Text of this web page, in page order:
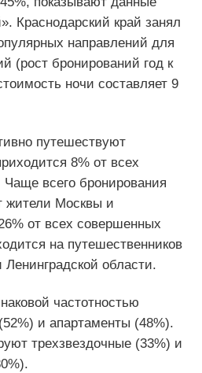
Краснодарский край занял
направлений для
(рост бронирований год к
ночи составляет 9
путешествуют
8% от всех
всего бронирования
жители Москвы и
от всех совершенных
на путешественников
Ленинградской области.
частотностью
и апартаменты (48%).
трехзвездочные (33%) и